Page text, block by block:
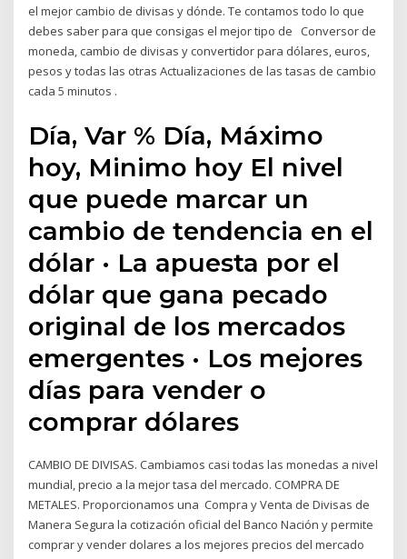
el mejor cambio de divisas y dónde. Te contamos todo lo que
debes saber para que consigas el mejor tipo de Conversor de
moneda, cambio de divisas y convertidor para dólares, euros,
pesos y todas las otras Actualizaciones de las tasas de cambio
cada 5 minutos .
Día, Var % Día, Máximo
hoy, Minimo hoy El nivel
que puede marcar un
cambio de tendencia en el
dólar · La apuesta por el
dólar que gana pecado
original de los mercados
emergentes · Los mejores
días para vender o
comprar dólares
CAMBIO DE DIVISAS. Cambiamos casi todas las monedas a nivel
mundial, precio a la mejor tasa del mercado. COMPRA DE
METALES. Proporcionamos una Compra y Venta de Divisas de
Manera Segura la cotización oficial del Banco Nación y permite
comprar y vender dolares a los mejores precios del mercado